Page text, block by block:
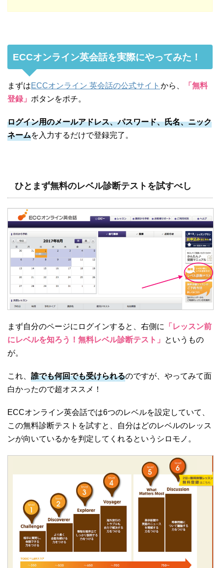
ECCオンライン英会話を実際にやってみた！
まずはECCオンライン 英会話の公式サイト から、
「無料
登録」 ボタンをポチ。
ログイン用のメールアドレス、パスワード、氏名、ニック
ネームを入力するだけで登録完了。
ひとまず無料のレベル診断テストを試すべし
まず自分のページにログインすると、右側に
「レッスン前
にレベルを知ろう！無料レベル診断テスト」
というもの
が。
これ、 誰でも何回でも受けられるのですが、やってみて面
白かったので超オススメ！
ECCオンライン英会話では6つのレベルを設定していて、
この無料診断テストを試すと、自分はどのレベルのレッス
ンが向いているかを判定してくれるというシロモノ。